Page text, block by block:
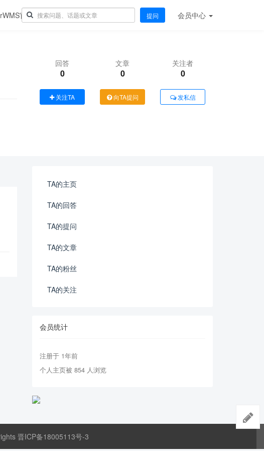
官网 提问 会员中心
回答
0
文章
0
关注者
0
关注TA 向TA提问 发私信
TA的主页
TA的回答
TA的提问
TA的文章
TA的粉丝
TA的关注
会员统计
注册于 1年前
个人主页被 854 人浏览
晋ICP备18005113号-3